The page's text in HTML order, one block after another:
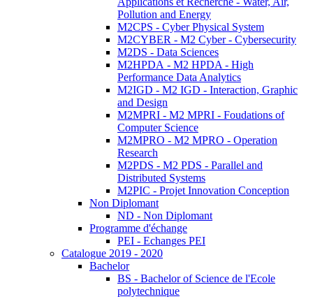
Pollution and Energy
M2CPS - Cyber Physical System
M2CYBER - M2 Cyber - Cybersecurity
M2DS - Data Sciences
M2HPDA - M2 HPDA - High
Performance Data Analytics
M2IGD - M2 IGD - Interaction, Graphic
and Design
M2MPRI - M2 MPRI - Foudations of
Computer Science
M2MPRO - M2 MPRO - Operation
Research
M2PDS - M2 PDS - Parallel and
Distributed Systems
M2PIC - Projet Innovation Conception
Non Diplomant
ND - Non Diplomant
Programme d'échange
PEI - Echanges PEI
Catalogue 2019 - 2020
Bachelor
BS - Bachelor of Science de l'Ecole
polytechnique